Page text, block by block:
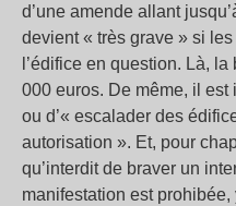
d’une amende allant
devient « très grave » si
l’édifice en question. Là,
000 euros. De même, il est
ou d’« escalader des
autorisation ». Et, pour
qu’interdit de braver un
manifestation est